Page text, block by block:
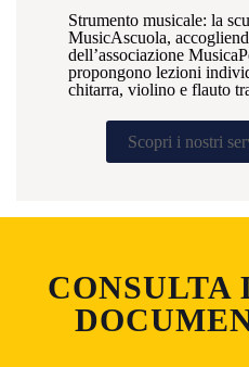
Strumento musicale: la
MusicAscuola,
dell’associazione
propongono lezioni
chitarra, violino e flauto
Scopri i nostri
CONSULTA